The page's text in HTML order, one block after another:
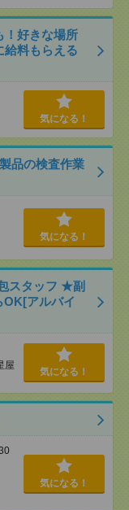
！好きな場所
料もらえる
気になる！
品の検査作業
気になる！
スタッフ ★副
アルバイ
屋
気になる！
気になる！